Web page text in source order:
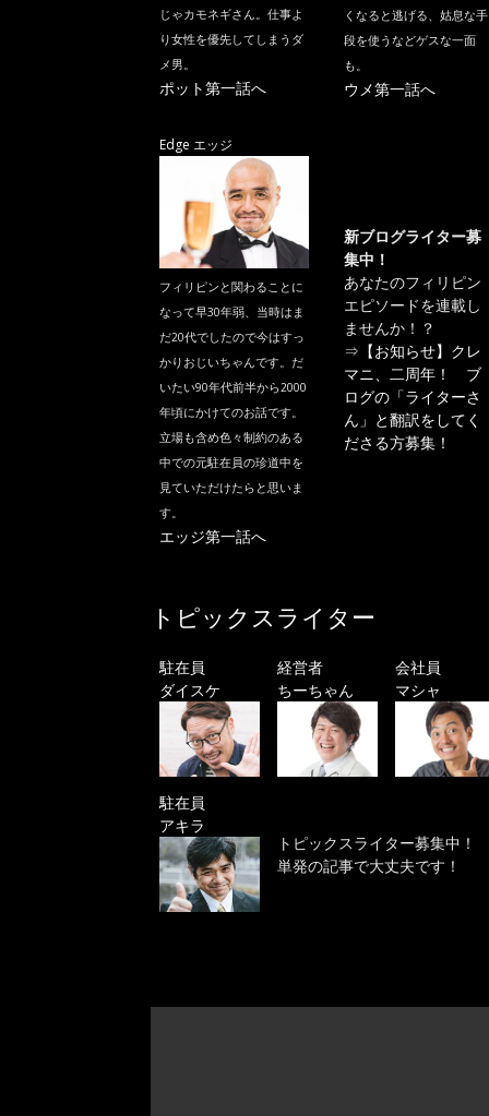
じゃカモネギさん。仕事よ
り女性を優先してしまうダ
メ男。
ポット第一話へ
くなると逃げる、姑息な手
段を使うなどゲスな一面
も。
ウメ第一話へ
Edge エッジ
フィリピンと関わることに
なって早30年弱、当時はま
だ20代でしたので今はすっ
かりおじいちゃんです。だ
いたい90年代前半から2000
年頃にかけてのお話です。
立場も含め色々制約のある
中での元駐在員の珍道中を
見ていただけたらと思いま
す。
エッジ第一話へ
新ブログライター募
集中！
あなたのフィリピン
エピソードを連載し
ませんか！？
⇒ 【お知らせ】クレ
マニ、二周年！ ブ
ログの「ライターさ
ん」と翻訳をしてく
ださる方募集！
トピックスライター
駐在員
ダイスケ
経営者
ちーちゃん
会社員
マシャ
駐在員
アキラ
トピックスライター募集中！
単発の記事で大丈夫です！